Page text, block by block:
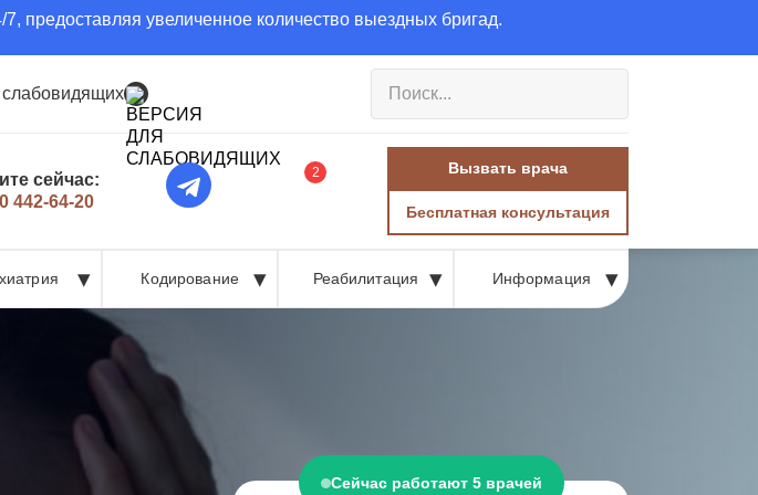
предоставляя увеличенное количество выездных бригад.
сейчас:
442-64-20
2 Вызвать врача
Бесплатная консультация
Кодирование Реабилитация Информация
Сейчас работают 5 врачей